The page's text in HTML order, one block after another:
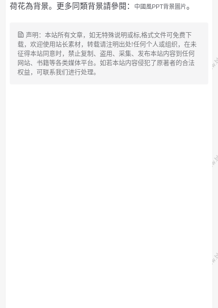
荷花為背景。 更多同類背景請參閱： 中國風PPT背景圖片。
声明：本站所有文章，如无特殊说明或标,格式文件可免费下
载，欢迎使用站长素材，转载请注明出处!任何个人或组织，在未
征得本站同意时，禁止复制、盗用、采集、发布本站内容到任何
网站、书籍等各类媒体平台。如若本站内容侵犯了原著者的合法
权益，可联系我们进行处理。